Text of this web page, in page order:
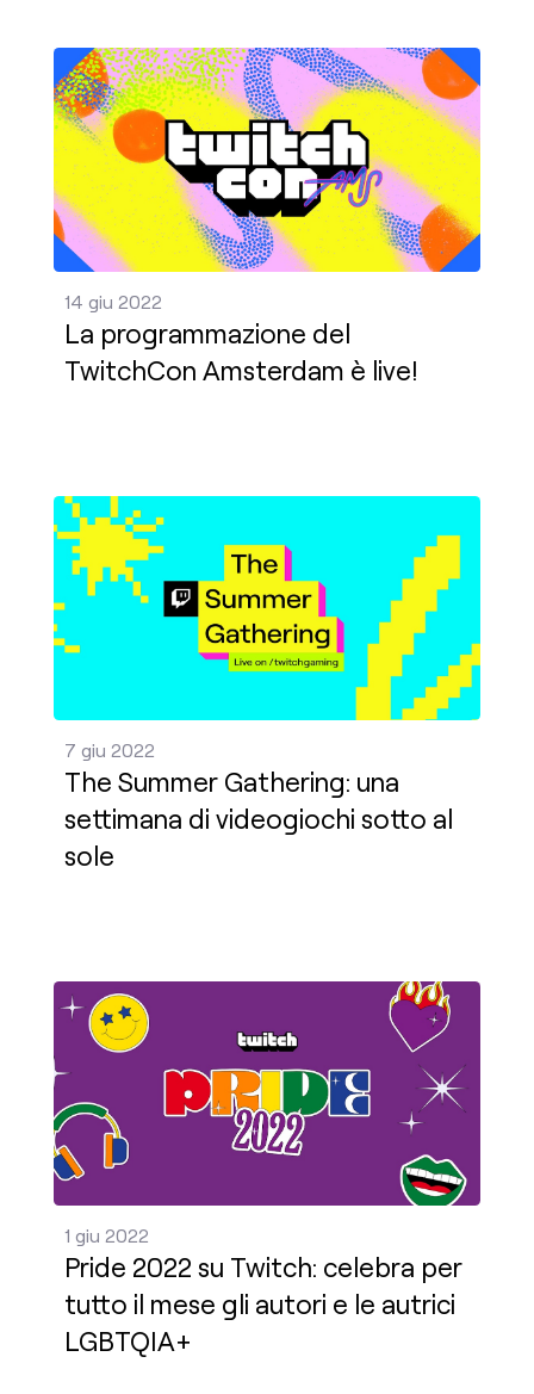
14 giu 2022
La programmazione del
TwitchCon Amsterdam è live!
La programmazione del TwitchCon Amsterdam è
7 giu 2022
The Summer Gathering: una
settimana di videogiochi sotto al
sole
The Summer Gathering: una settimana di
1 giu 2022
Pride 2022 su Twitch: celebra per
tutto il mese gli autori e le autrici
LGBTQIA+
Pride 2022 su Twitch: celebra per tutto il mese